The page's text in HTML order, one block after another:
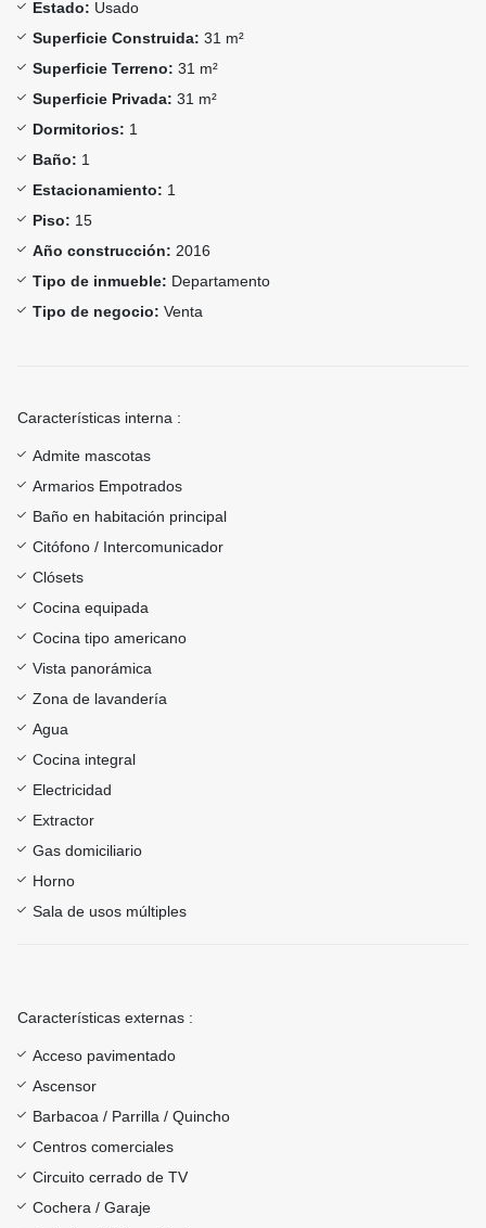
Estado: Usado
Superficie Construida: 31 m²
Superficie Terreno: 31 m²
Superficie Privada: 31 m²
Dormitorios: 1
Baño: 1
Estacionamiento: 1
Piso: 15
Año construcción: 2016
Tipo de inmueble: Departamento
Tipo de negocio: Venta
Características interna :
Admite mascotas
Armarios Empotrados
Baño en habitación principal
Citófono / Intercomunicador
Clósets
Cocina equipada
Cocina tipo americano
Vista panorámica
Zona de lavandería
Agua
Cocina integral
Electricidad
Extractor
Gas domiciliario
Horno
Sala de usos múltiples
Características externas :
Acceso pavimentado
Ascensor
Barbacoa / Parrilla / Quincho
Centros comerciales
Circuito cerrado de TV
Cochera / Garaje